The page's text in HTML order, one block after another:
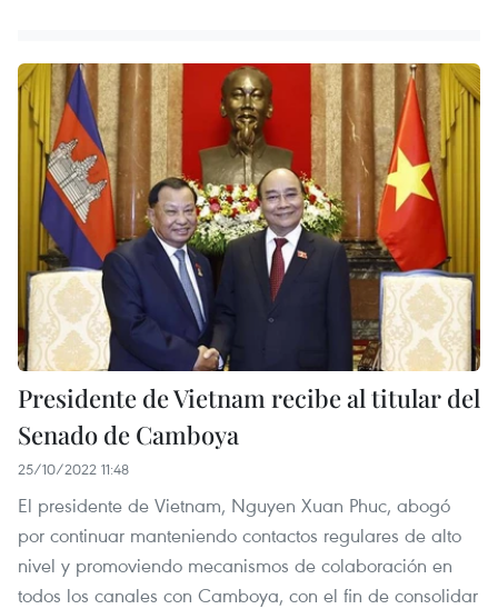
Presidente de Vietnam recibe al titular del
Senado de Camboya
25/10/2022 11:48
El presidente de Vietnam, Nguyen Xuan Phuc, abogó
por continuar manteniendo contactos regulares de alto
nivel y promoviendo mecanismos de colaboración en
todos los canales con Camboya, con el fin de consolidar